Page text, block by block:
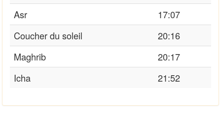
Asr
17:07
Coucher du soleil
20:16
Maghrib
20:17
Icha
21:52